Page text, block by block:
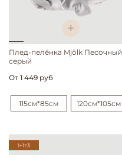
Плед-пелёнка Mjölk Песочный
серый
От 1 449 руб
115см*85см 120см*105см
1+1=3